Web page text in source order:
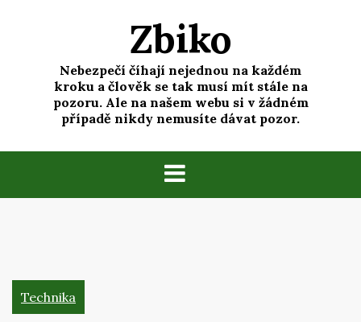
Zbiko
Nebezpečí číhají nejednou na každém
kroku a člověk se tak musí mít stále na
pozoru. Ale na našem webu si v žádném
případě nikdy nemusíte dávat pozor.
Technika